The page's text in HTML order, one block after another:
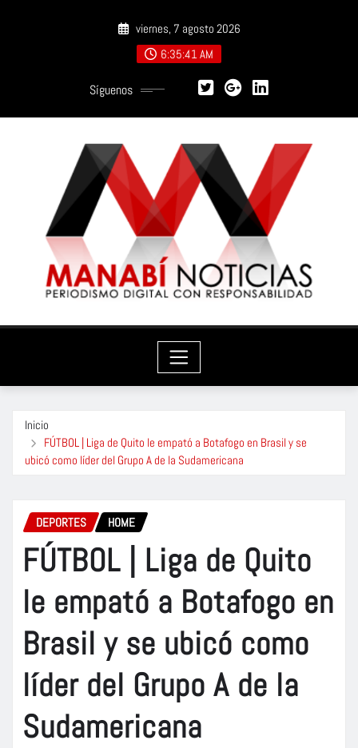
viernes, 7 agosto 2026
6:35:42 AM
Síguenos
Inicio
FÚTBOL | Liga de Quito le empató a Botafogo en Brasil y se
ubicó como líder del Grupo A de la Sudamericana
DEPORTES HOME
FÚTBOL | Liga de Quito
le empató a Botafogo en
Brasil y se ubicó como
líder del Grupo A de la
Sudamericana